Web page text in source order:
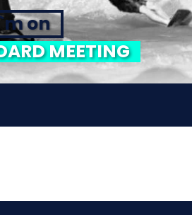
on
MEETING